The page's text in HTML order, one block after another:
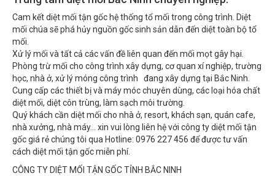
Cam kết diệt mối tận gốc hệ thống tổ mối trong công trình. Diệt
mối chúa sẽ phá hủy nguồn gốc sinh sản dẫn đến diệt toàn bộ tổ
mối.
Xử lý mối và tất cả các vấn đề liên quan đến mối mọt gây hại.
Phòng trừ mối cho công trình xây dựng, cơ quan xí nghiệp, trường
học, nhà ở, xử lý móng công trình đang xây dựng tại Bắc Ninh.
Cung cấp các thiết bị và máy móc chuyên dùng, các loại hóa chất
diệt mối, diệt côn trùng, làm sạch môi trường.
Quý khách cần diệt mối cho nhà ở, resort, khách sạn, quán cafe,
nhà xưởng, nhà máy… xin vui lòng liên hệ với công ty diệt mối tận
gốc giá rẻ chúng tôi qua Hotline: 0976 227 456 để được tư vấn
cách diệt mối tận gốc miễn phí.
CÔNG TY DIỆT MỐI TẬN GỐC TỈNH BẮC NINH